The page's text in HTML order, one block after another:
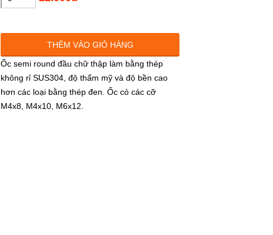
THÊM VÀO GIỎ HÀNG
Ốc semi round đầu chữ thập làm bằng thép
không rỉ SUS304, độ thẩm mỹ và độ bền cao
hơn các loại bằng thép đen. Ốc có các cỡ
M4x8, M4x10, M6x12.